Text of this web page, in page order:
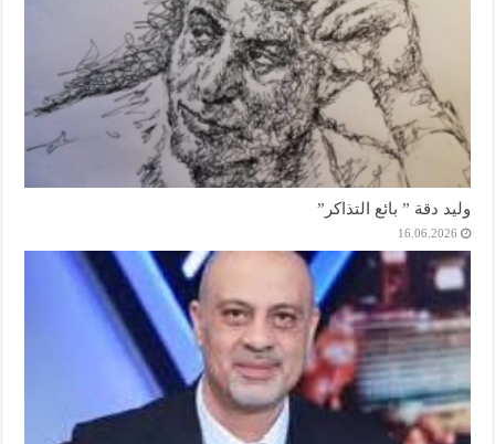
وليد دقة ” بائع التذاكر”
16.06.2026